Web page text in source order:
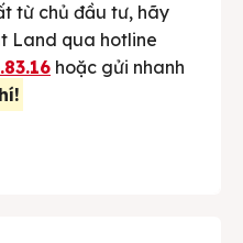
từ chủ đầu tư, hãy
Land qua hotline
hoặc gửi nhanh